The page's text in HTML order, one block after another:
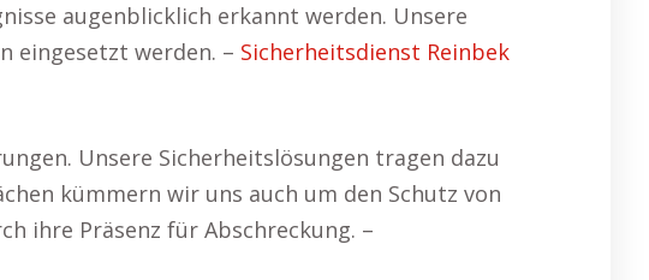
augenblicklich erkannt werden. Unsere
eingesetzt werden. – Sicherheitsdienst Reinbek
Unsere Sicherheitslösungen tragen dazu
kümmern wir uns auch um den Schutz von
ihre Präsenz für Abschreckung. –